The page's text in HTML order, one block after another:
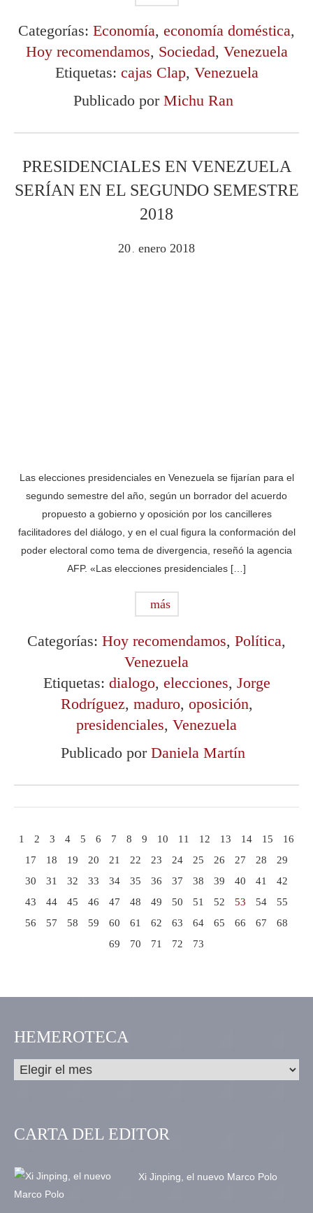
Categorías: Economía, economía doméstica,
Hoy recomendamos, Sociedad, Venezuela
Etiquetas: cajas Clap, Venezuela
Publicado por Michu Ran
PRESIDENCIALES EN VENEZUELA
SERÍAN EN EL SEGUNDO SEMESTRE
2018
20 enero 2018
Las elecciones presidenciales en Venezuela se fijarían para el
segundo semestre del año, según un borrador del acuerdo
propuesto a gobierno y oposición por los cancilleres
facilitadores del diálogo, y en el cual figura la conformación del
poder electoral como tema de divergencia, reseñó la agencia
AFP. «Las elecciones presidenciales […]
más
Categorías: Hoy recomendamos, Política,
Venezuela
Etiquetas: dialogo, elecciones, Jorge
Rodríguez, maduro, oposición,
presidenciales, Venezuela
Publicado por Daniela Martín
1 2 3 4 5 6 7 8 9 10 11 12 13 14 15
16
17
18 19 20 21 22 23 24 25 26 27 28
29
30
31 32 33 34 35 36 37 38 39 40 41
42
43
44 45 46 47 48 49 50 51 52 53 54
55
56
57 58 59 60 61 62 63 64 65 66 67
68
69
70 71 72 73
HEMEROTECA
CARTA DEL EDITOR
Xi Jinping, el nuevo Marco Polo